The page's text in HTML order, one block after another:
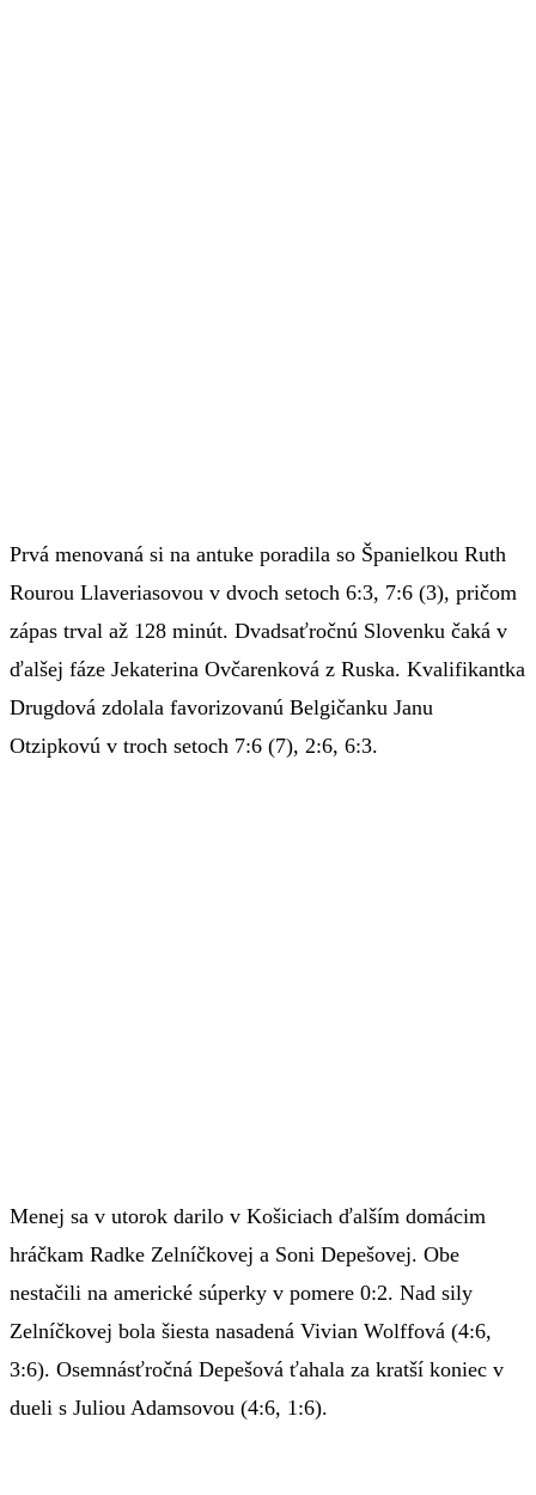
Prvá menovaná si na antuke poradila so Španielkou Ruth
Rourou Llaveriasovou v dvoch setoch 6:3, 7:6 (3), pričom
zápas trval až 128 minút. Dvadsaťročnú Slovenku čaká v
ďalšej fáze Jekaterina Ovčarenková z Ruska. Kvalifikantka
Drugdová zdolala favorizovanú Belgičanku Janu
Otzipkovú v troch setoch 7:6 (7), 2:6, 6:3.
Menej sa v utorok darilo v Košiciach ďalším domácim
hráčkam Radke Zelníčkovej a Soni Depešovej. Obe
nestačili na americké súperky v pomere 0:2. Nad sily
Zelníčkovej bola šiesta nasadená Vivian Wolffová (4:6,
3:6). Osemnásťročná Depešová ťahala za kratší koniec v
dueli s Juliou Adamsovou (4:6, 1:6).